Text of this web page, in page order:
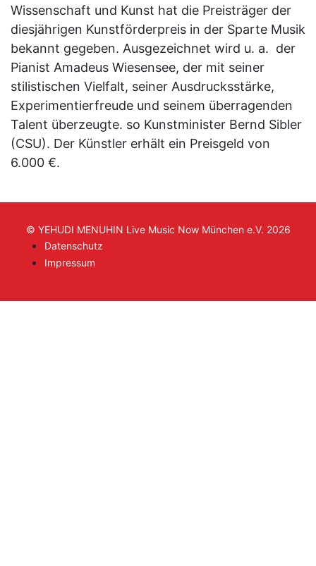
Wissenschaft und Kunst hat die Preisträger der
diesjährigen Kunstförderpreis in der Sparte Musik
bekannt gegeben. Ausgezeichnet wird u. a. der
Pianist Amadeus Wiesensee, der mit seiner
stilistischen Vielfalt, seiner Ausdrucksstärke,
Experimentierfreude und seinem überragenden
Talent überzeugte. so Kunstminister Bernd Sibler
(CSU). Der Künstler erhält ein Preisgeld von
6.000 €.
© YEHUDI MENUHIN Live Music Now München e.V. 2026
Datenschutz
Impressum